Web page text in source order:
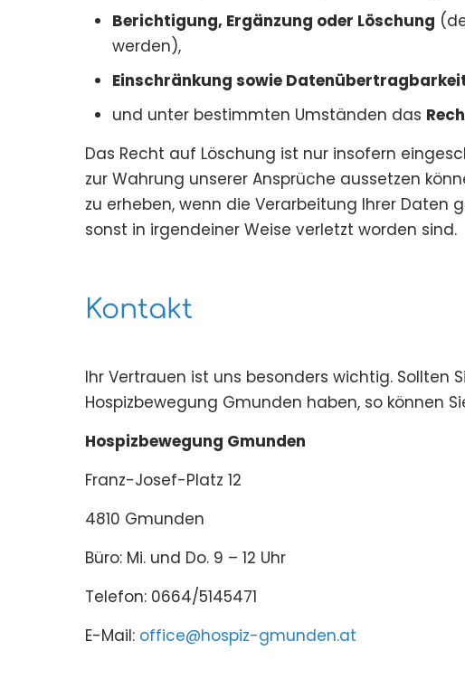
Berichtigung, Ergänzung oder Löschung
werden),
Einschränkung sowie
und unter bestimmten Umständen das
Das Recht auf Löschung ist nur insofern
zur Wahrung unserer Ansprüche aussetzen
zu erheben, wenn die Verarbeitung Ihrer
sonst in irgendeiner Weise verletzt worden sind.
Kontakt
Ihr Vertrauen ist uns besonders wichtig.
Hospizbewegung Gmunden haben, so können
Hospizbewegung Gmunden
Franz-Josef-Platz 12
4810 Gmunden
Büro: Mi. und Do. 9 – 12 Uhr
Telefon: 0664/5145471
E-Mail: office@hospiz-gmunden.at